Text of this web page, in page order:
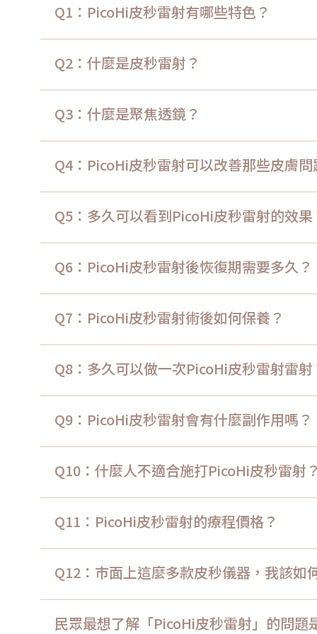
Q1：PicoHi皮秒雷射有哪些特色？
Q2：什麼是皮秒雷射？
Q3：什麼是聚焦透鏡？
Q4：PicoHi皮秒雷射可以改善那些皮膚問
Q5：多久可以看到PicoHi皮秒雷射的效果
Q6：PicoHi皮秒雷射後恢復期需要多久？
Q7：PicoHi皮秒雷射術後如何保養？
Q8：多久可以做一次PicoHi皮秒雷射雷射
Q9：PicoHi皮秒雷射會有什麼副作用嗎？
Q10：什麼人不適合施打PicoHi皮秒雷射？
Q11：PicoHi皮秒雷射的療程價格？
Q12：市面上這麼多款皮秒儀器，我該如
民眾最想了解「PicoHi皮秒雷射」的問題